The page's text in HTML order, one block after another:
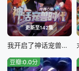
更新至142集
我开启了神话宠兽时代
豆瓣:0.0分